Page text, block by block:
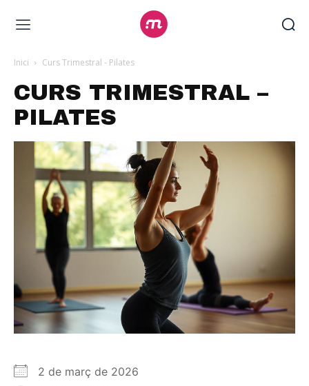
Inici Curs Trimestral - Pilates
CURS TRIMESTRAL –
PILATES
2 de març de 2026